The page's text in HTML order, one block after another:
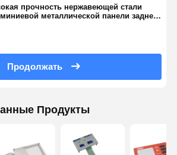
прочность нержавеющей стали
металлической панели задней
Продолжать
Продукты